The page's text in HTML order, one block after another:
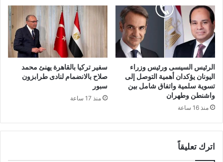
الرئيس السيسى ورئيس وزراء
اليونان يؤكدان أهمية التوصل إلى
تسوية سلمية واتفاق شامل بين
واشنطن وطهران
منذ 16 ساعة
سفير تركيا بالقاهرة يهنئ محمد
صلاح بالانضمام لنادى طرابزون
سبور
منذ 17 ساعة
اترك تعليقاً